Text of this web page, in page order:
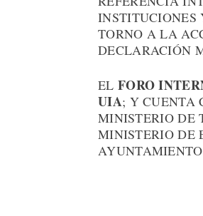
INSTITUCIONES
TORNO A LA
DECLARACIÓN
EL FORO
UIA; Y CUENTA
MINISTERIO DE
MINISTERIO DE